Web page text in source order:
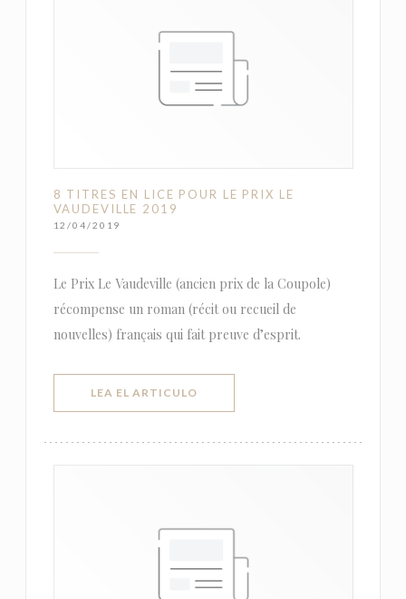
8 TITRES EN LICE POUR LE PRIX LE
VAUDEVILLE 2019
12/04/2019
Le Prix Le Vaudeville (ancien prix de la Coupole)
récompense un roman (récit ou recueil de
nouvelles) français qui fait preuve d’esprit.
LEA EL ARTICULO((ABRE EN UNA NUEVA VENTANA))